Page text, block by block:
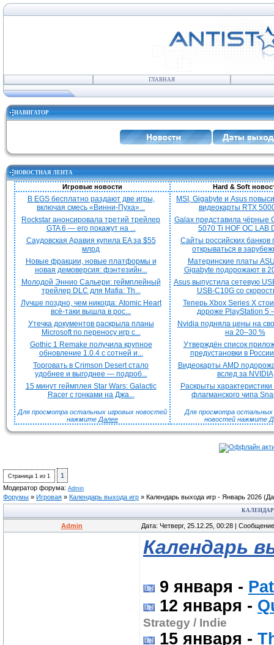
ГЛАВНАЯ
НАВИГАТОР
НОВОСТНАЯ ЛЕНТА
Игровые новости Hard & Soft
В EGS бесплатно раздают две игры,
включая смесь «Винни-Пуха»...
Rockstar анонсировала третий трейлер
GTA 6 — его покажут на ...
Саудовская Аравия купила EA за $55
млрд
Новые фракции, новые платформы и
новая демоверсия: фэнтезийн...
Молодой Эннио Сальери: геймплейный
трейлер DLC для Mafia: Th...
Лучше поздно, чем никогда: Atomic Heart
всё-таки вышла в рос...
Утечка документов раскрыла планы
Microsoft по переносу игр с...
Gothic 1 Remake получила крупное
обновление 1.0.4 с сотней и...
Торговать в Crimson Desert стало
удобнее и выгоднее — подроб...
15 минут геймплея Star Wars: Galactic
Racer с гонками на Джа...
Для просмотра остальных игровых новостей
нажмите Далее
MSI, Gigabyte и Asus
видеокарты RTX
Galax представила чёрные
5070 Ti HOF OC LAB
Сайты российских банков
открываться в
Материнские платы
Gigabyte подорожают в
Asus выпустила сетевую
USB-C10G со
Теперь Xbox Series X
дороже PlayStation 5
Nvidia подняла цены на
на 20–30 %
Утверждён список
предустановки в
Видеокарты AMD
вслед за NVIDIA
Раскрыты характеристики
флагманского чипа
Для просмотра остальных
новостей нажмите
Страница 1 из 1
1
Модератор форума: Admin
Форумы » Игровая » Календарь выхода игр » Календарь выхода игр - Январь 2026
Admin Дата: Четверг, 25.12.25, 00:28 |
Календарь
9 января -
12 января -
Strategy / Indie
15 января -